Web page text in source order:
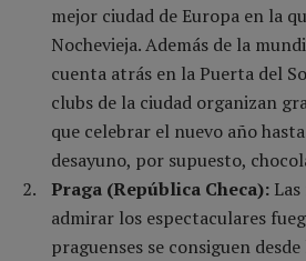
mejor ciudad de Europa en la
Nochevieja. Además de la
cuenta atrás en la Puerta del
clubs de la ciudad organizan
que celebrar el nuevo año
desayuno, por supuesto,
Praga (República Checa):
admirar los espectaculares
praguenses se consiguen